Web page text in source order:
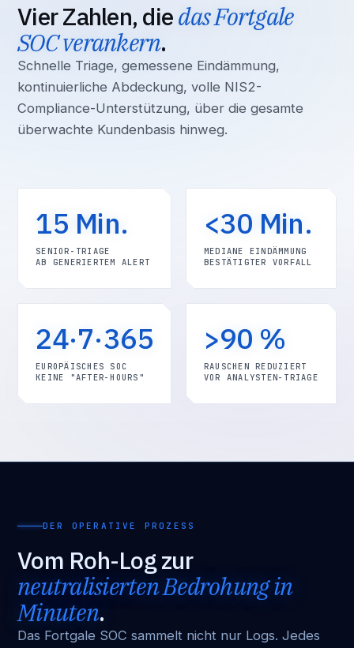
Vier Zahlen, diedas Fortgale
SOC verankern.
Schnelle Triage, gemessene Eindämmung,
kontinuierliche Abdeckung, volle NIS2-
Compliance-Unterstützung, über die gesamte
überwachte Kundenbasis hinweg.
15 Min.
SENIOR-TRIAGE
AB GENERIERTEM ALERT
<30 Min.
MEDIANE EINDÄMMUNG
BESTÄTIGTER VORFALL
24·7·365
EUROPÄISCHES SOC
KEINE "AFTER-HOURS"
>90 %
RAUSCHEN REDUZIERT
VOR ANALYSTEN-TRIAGE
DER OPERATIVE PROZESS
Vom Roh-Log zur
neutralisierten Bedrohung in
Minuten.
Das Fortgale SOC sammelt nicht nur Logs. Jedes